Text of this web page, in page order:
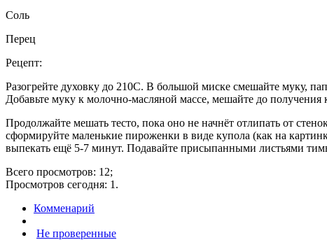
Соль
Перец
Рецепт:
Разогрейте духовку до 210С. В большой миске смешайте муку,
Добавьте муку к молочно-масляной массе, мешайте до получения
Продолжайте мешать тесто, пока оно не начнёт отлипать от
сформируйте маленькие пироженки в виде купола (как на
выпекать ещё 5-7 минут. Подавайте присыпанными листьями
Всего просмотров: 12;
Просмотров сегодня: 1.
Комменарий
Не проверенные